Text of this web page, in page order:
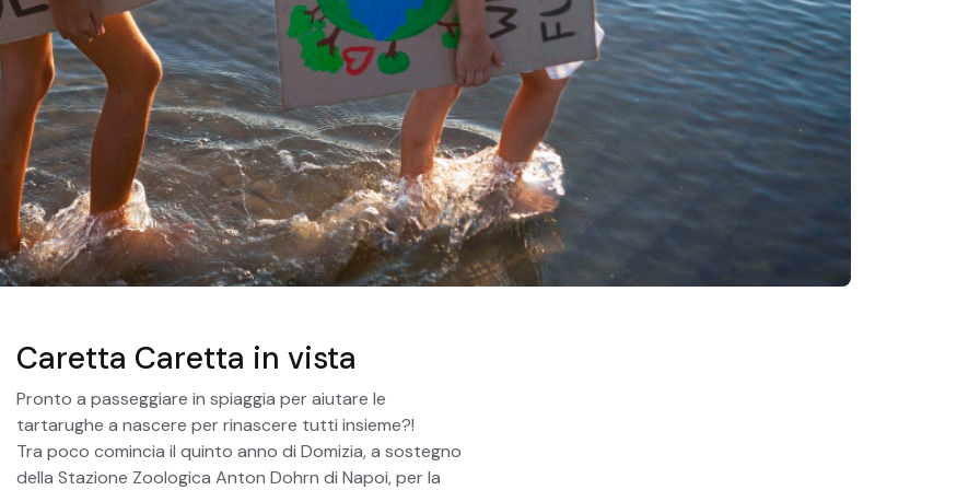
Caretta Caretta in vista
Pronto a passeggiare in spiaggia per aiutare le
tartarughe a nascere per rinascere tutti insieme?!
Tra poco comincia il quinto anno di Domizia, a sostegno
della Stazione Zoologica Anton Dohrn di Napoi, per la